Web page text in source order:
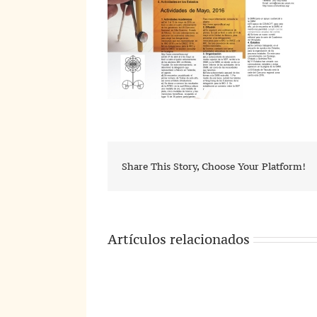
Share This Story, Choose Your Platform!
Artículos relacionados